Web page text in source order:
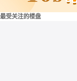
最受关注的楼盘